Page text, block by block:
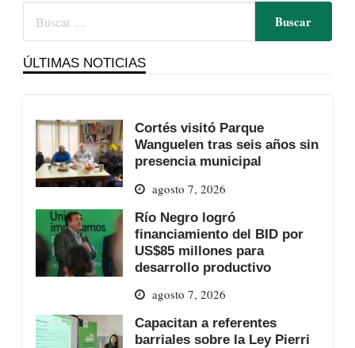
ÚLTIMAS NOTICIAS
Cortés visitó Parque
Wanguelen tras seis años sin
presencia municipal
agosto 7, 2026
Río Negro logró
financiamiento del BID por
US$85 millones para
desarrollo productivo
agosto 7, 2026
Capacitan a referentes
barriales sobre la Ley Pierri